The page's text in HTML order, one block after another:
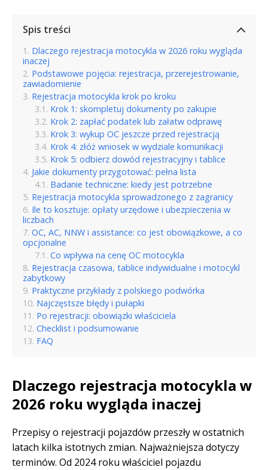
Spis treści
Dlaczego rejestracja motocykla w 2026 roku wygląda
inaczej
Podstawowe pojęcia: rejestracja, przerejestrowanie,
zawiadomienie
Rejestracja motocykla krok po kroku
Krok 1: skompletuj dokumenty po zakupie
Krok 2: zapłać podatek lub załatw odprawę
Krok 3: wykup OC jeszcze przed rejestracją
Krok 4: złóż wniosek w wydziale komunikacji
Krok 5: odbierz dowód rejestracyjny i tablice
Jakie dokumenty przygotować: pełna lista
Badanie techniczne: kiedy jest potrzebne
Rejestracja motocykla sprowadzonego z zagranicy
Ile to kosztuje: opłaty urzędowe i ubezpieczenia w
liczbach
OC, AC, NNW i assistance: co jest obowiązkowe, a co
opcjonalne
Co wpływa na cenę OC motocykla
Rejestracja czasowa, tablice indywidualne i motocykl
zabytkowy
Praktyczne przykłady z polskiego podwórka
Najczęstsze błędy i pułapki
Po rejestracji: obowiązki właściciela
Checklist i podsumowanie
FAQ
Dlaczego rejestracja motocykla w
2026 roku wygląda inaczej
Przepisy o rejestracji pojazdów przeszły w ostatnich
latach kilka istotnych zmian. Najważniejsza dotyczy
terminów. Od 2024 roku właściciel pojazdu